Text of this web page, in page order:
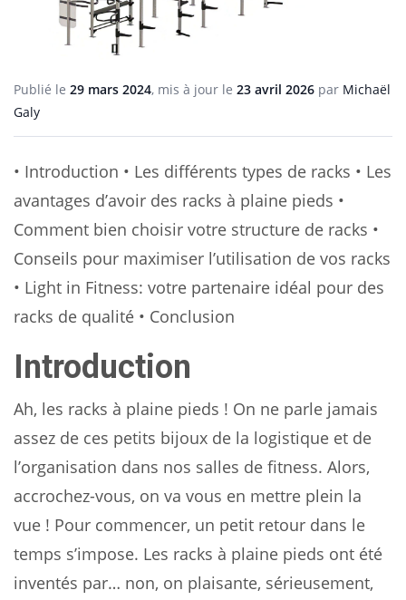
Publié le 29 mars 2024, mis à jour le 23 avril 2026 par Michaël
Galy
• Introduction • Les différents types de racks • Les
avantages d’avoir des racks à plaine pieds •
Comment bien choisir votre structure de racks •
Conseils pour maximiser l’utilisation de vos racks
• Light in Fitness: votre partenaire idéal pour des
racks de qualité • Conclusion
Introduction
Ah, les racks à plaine pieds ! On ne parle jamais
assez de ces petits bijoux de la logistique et de
l’organisation dans nos salles de fitness. Alors,
accrochez-vous, on va vous en mettre plein la
vue ! Pour commencer, un petit retour dans le
temps s’impose. Les racks à plaine pieds ont été
inventés par… non, on plaisante, sérieusement,